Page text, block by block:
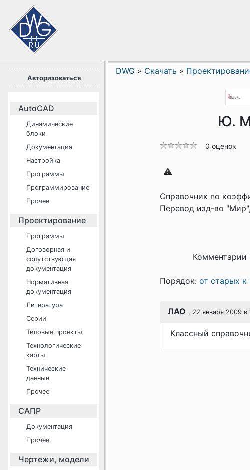
Авторизоваться
AutoCAD
Динамические
блоки
Документация
Настройка
Программы
Программирование
Прочее
Проектирование
Программы
Договорная и
сопутствующая
документация
Нормативная
документация
Литература
Серии
Типовые проекты
Технологические
карты
Технические
данные
Прочее
САПР
Документация
Прочее
Чертежи, модели
DWG » Скачать »
Ю.
0 оценок
Справочник по
Перевод изд-во
Комментарии
Порядок: от старых
ЛАО , 22 января 2009 в
Классный